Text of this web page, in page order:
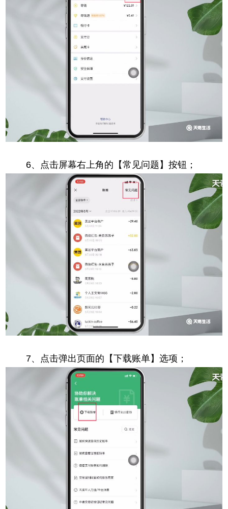
6、点击屏幕右上角的【常见问题】按钮；
7、点击弹出页面的【下载账单】选项；